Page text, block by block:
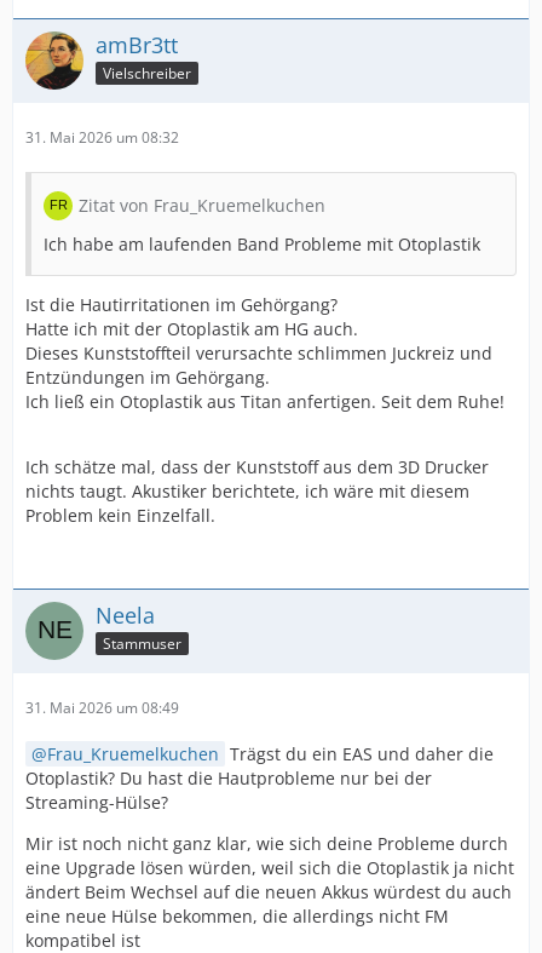
amBr3tt
Vielschreiber
31. Mai 2026 um 08:32
Zitat von Frau_Kruemelkuchen
Ich habe am laufenden Band Probleme mit Otoplastik
Ist die Hautirritationen im Gehörgang?
Hatte ich mit der Otoplastik am HG auch.
Dieses Kunststoffteil verursachte schlimmen Juckreiz und
Entzündungen im Gehörgang.
Ich ließ ein Otoplastik aus Titan anfertigen. Seit dem Ruhe!
Ich schätze mal, dass der Kunststoff aus dem 3D Drucker
nichts taugt. Akustiker berichtete, ich wäre mit diesem
Problem kein Einzelfall.
Neela
Stammuser
31. Mai 2026 um 08:49
Frau_Kruemelkuchen Trägst du ein EAS und daher die
Otoplastik? Du hast die Hautprobleme nur bei der
Streaming-Hülse?
Mir ist noch nicht ganz klar, wie sich deine Probleme durch
eine Upgrade lösen würden, weil sich die Otoplastik ja nicht
ändert Beim Wechsel auf die neuen Akkus würdest du auch
eine neue Hülse bekommen, die allerdings nicht FM
kompatibel ist